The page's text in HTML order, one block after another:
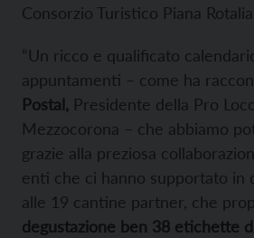
Consorzio Turistico Piana
“Un ricco e qualificato
appuntamenti – come ha
Postal, Presidente della Pro
Mezzocorona – che abbiamo
grazie alla preziosa
enti che ci hanno supportato in
alle 19 cantine partner, che
degustazione ben 38 etichette